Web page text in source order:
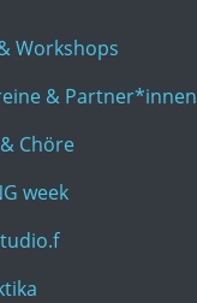
Workshops
& Partner*innen
Chöre
week